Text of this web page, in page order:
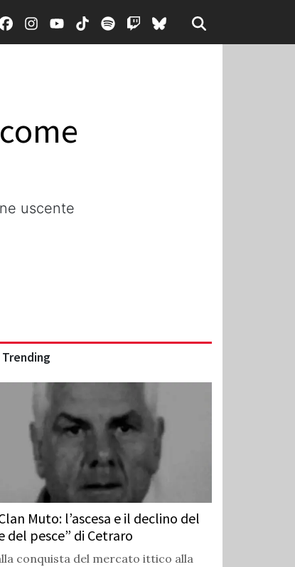
uscente
Trending
Muto: l’ascesa e il declino del
del pesce” di Cetraro
conquista del mercato ittico alla